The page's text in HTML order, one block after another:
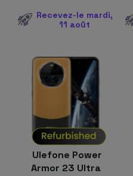
Recevez-le mardi,
11 août
Ulefone Power
Armor 23 Ultra